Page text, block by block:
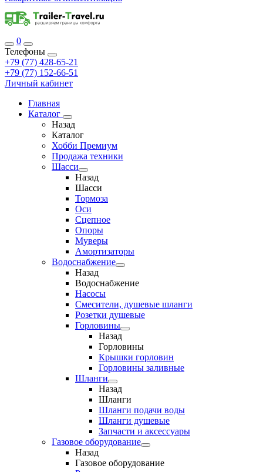
0
Телефоны
+79 (77) 428-65-21
+79 (77) 152-66-51
Личный кабинет
Главная
Каталог
Назад
Каталог
Хобби Премиум
Продажа техники
Шасси
Назад
Шасси
Тормоза
Оси
Сцепное
Опоры
Муверы
Амортизаторы
Водоснабжение
Назад
Водоснабжение
Насосы
Смесители, душевые шланги
Розетки душевые
Горловины
Назад
Горловины
Крышки горловин
Горловины заливные
Шланги
Назад
Шланги
Шланги подачи воды
Шланги душевые
Запчасти и аксессуары
Газовое оборудование
Назад
Газовое оборудование